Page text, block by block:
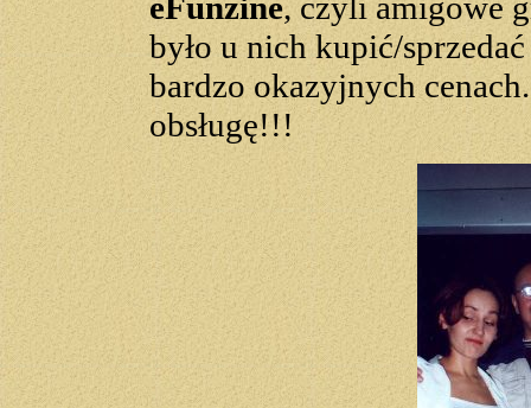
było u nich kupić/
bardzo okazyjnych
obsługę!!!